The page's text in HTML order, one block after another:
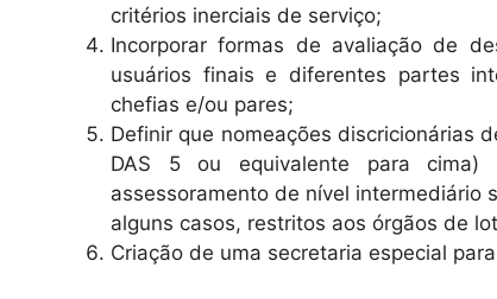
critérios inerciais de serviço;
Incorporar formas de avaliação de
usuários finais e diferentes partes
chefias e/ou pares;
Definir que nomeações discricionárias
DAS 5 ou equivalente para
assessoramento de nível intermediário
alguns casos, restritos aos órgãos de
Criação de uma secretaria especial